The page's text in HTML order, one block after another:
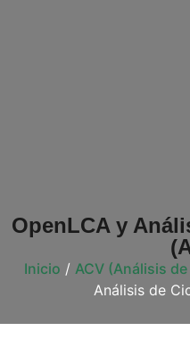
OpenLCA y
Inicio / ACV (Análisis
Análisis de